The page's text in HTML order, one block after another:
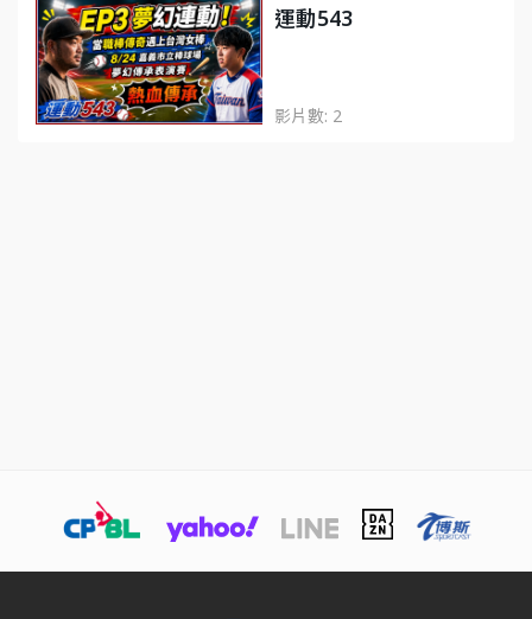
運動543
影片數: 2